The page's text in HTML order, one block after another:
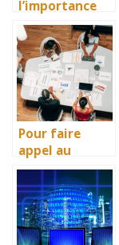
l’importance
du Chromecast
dans vos
services a
l’hotel ?
Pour faire
appel au
service de
metrologie de
WAVETEL ?